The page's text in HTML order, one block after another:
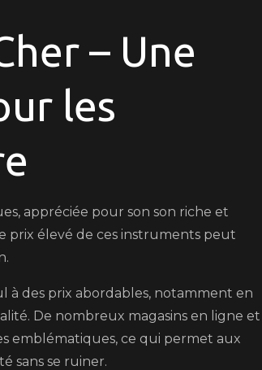
– Une
les
appréciée pour son son riche et
prix élevé de ces instruments peut
à des prix abordables, notamment en
De nombreux magasins en ligne et
emblématiques, ce qui permet aux
sans se ruiner.